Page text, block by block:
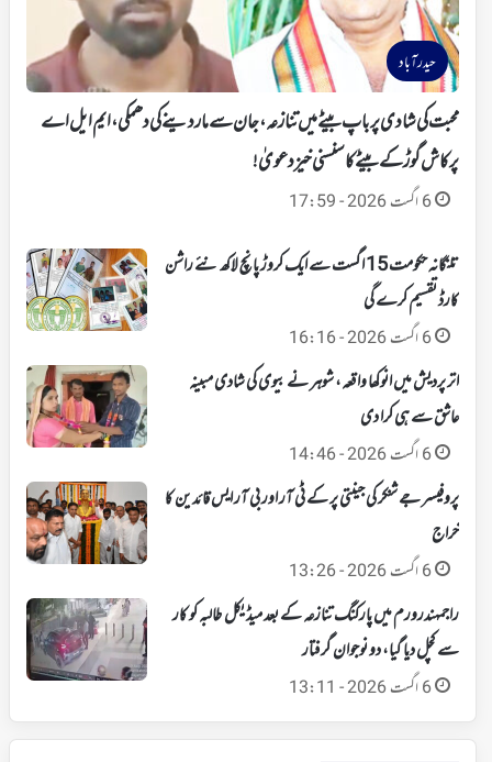
حیدرآباد
محبت کی شادی پر باپ بیٹے میں تنازعہ، جان سے ماردینے کی دھمکی، ایم ایل اے
پرکاش گوڑ کے بیٹے کا سنسنی خیز دعویٰ!
6 اگست 2026 - 17:59
تلنگانہ حکومت 15 اگست سے ایک کروڑ پانچ لاکھ نئے راشن
کارڈ تقسیم کرے گی
6 اگست 2026 - 16:16
اتر پردیش میں انوکھا واقعہ، شوہر نے بیوی کی شادی مبینہ
عاشق سے ہی کرا دی
6 اگست 2026 - 14:46
پروفیسر جے شنکر کی جینتی پر کے ٹی آر اور بی آر ایس قائدین کا
خراج
6 اگست 2026 - 13:26
راجمہندرورم میں پارکنگ تنازعہ کے بعد میڈیکل طالبہ کو کار
سے کچل دیا گیا، دو نوجوان گرفتار
6 اگست 2026 - 13:11